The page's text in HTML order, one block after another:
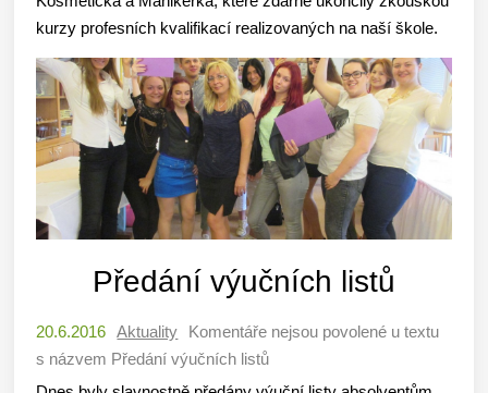
kurzy profesních kvalifikací realizovaných na naší škole.
Předání výučních listů
20.6.2016 Aktuality Komentáře nejsou povolené u textu
s názvem Předání výučních listů